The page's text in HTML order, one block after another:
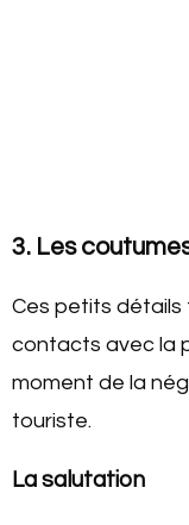
3. Les
Ces petits
contacts avec la
moment de la
touriste.
La salutation